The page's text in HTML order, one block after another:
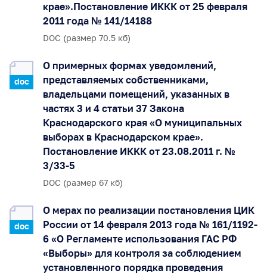
крае».Постановление ИККК от 25 февраля
2011 года № 141/14188
DOC (размер 70.5 кб)
doc
О примерных формах уведомлений,
представляемых собственниками,
владельцами помещений, указанных в
частях 3 и 4 статьи 37 Закона
Краснодарского края «О муниципальных
выборах в Краснодарском крае».
Постановление ИККК от 23.08.2011 г. №
3/33-5
DOC (размер 67 кб)
doc
О мерах по реализации постановления ЦИК
России от 14 февраля 2013 года № 161/1192-
6 «О Регламенте использования ГАС РФ
«Выборы» для контроля за соблюдением
установленного порядка проведения